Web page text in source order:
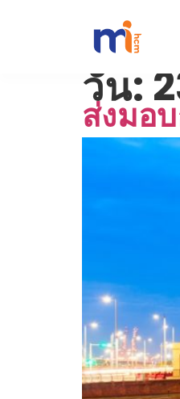
วัน:
ส่งมอ